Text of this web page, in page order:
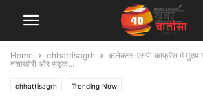
Home chhattisagrh
कलेक्टर-एसपी कांफ्रेंस में
नशाखोरी और सड़क...
chhattisagrh Trending Now